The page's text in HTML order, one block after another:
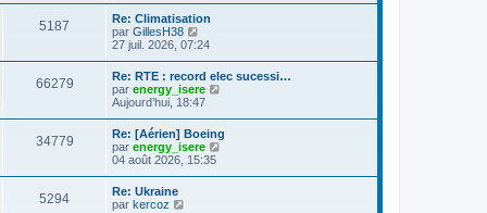
s
r
m
e
s
s
a
g
e
r
n
i
e
r
m
e
s
s
a
g
e
r
e
r
n
r
m
s
l
t
e
r
l
e
d
e
r
n
i
e
r
e
5187
Re: Climatisation
par GillesH38
o
s
u
l
t
e
r
l
e
d
27 juil. 2026, 07:24
66279
Re: RTE : record elec sucessi…
par energy_isere
u
e
Aujourd’hui, 18:47
34779
Re: [Aérien] Boeing
par energy_isere
04 août 2026, 15:35
5294
Re: Ukraine
par kercoz